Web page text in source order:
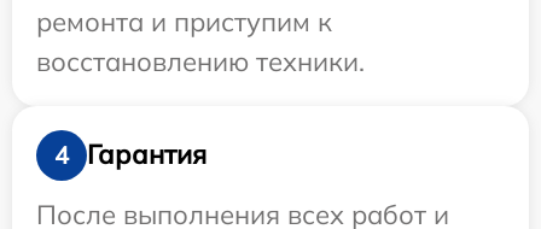
ремонта и приступим к
восстановлению техники.
4
Гарантия
После выполнения всех работ и